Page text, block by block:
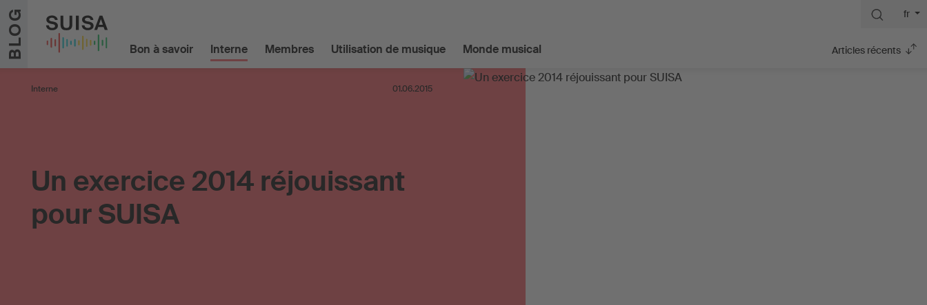
Aller au contenu
BLOG Bon à savoir Interne Membres Utilisation de musique Monde musical
fr
Articles récents
Interne 01.06.2015
Un exercice 2014 réjouissant
pour SUISA